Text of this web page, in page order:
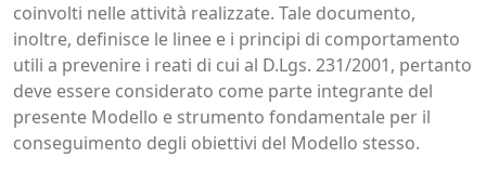
coinvolti nelle attività realizzate. Tale documento,
inoltre, definisce le linee e i principi di comportamento
utili a prevenire i reati di cui al D.Lgs. 231/2001, pertanto
deve essere considerato come parte integrante del
presente Modello e strumento fondamentale per il
conseguimento degli obiettivi del Modello stesso.